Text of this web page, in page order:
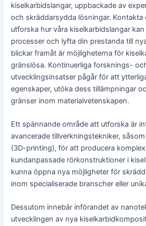
kiselkarbidslangar, uppbackade av
och skräddarsydda lösningar.
utforska hur våra kiselkarbidslangar
processer och lyfta din prestanda till
blickar framåt är möjligheterna för
gränslösa. Kontinuerliga forsknings-
utvecklingsinsatser pågår för att
egenskaper, utöka dess tillämpningar
gränser inom materialvetenskapen.
Ett spännande område att utforska är
avancerade tillverkningstekniker,
(3D-printing), för att producera
kundanpassade rörkonstruktioner i
kunna öppna nya möjligheter för
inom specialiserade branscher eller
Dessutom innebär införandet av
utvecklingen av nya